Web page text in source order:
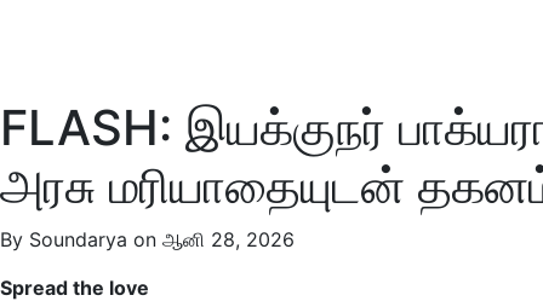
FLASH: இயக்குநர்
அரசு மரியாதையுடன்
By Soundarya on ஆனி 28, 2026
Spread the love